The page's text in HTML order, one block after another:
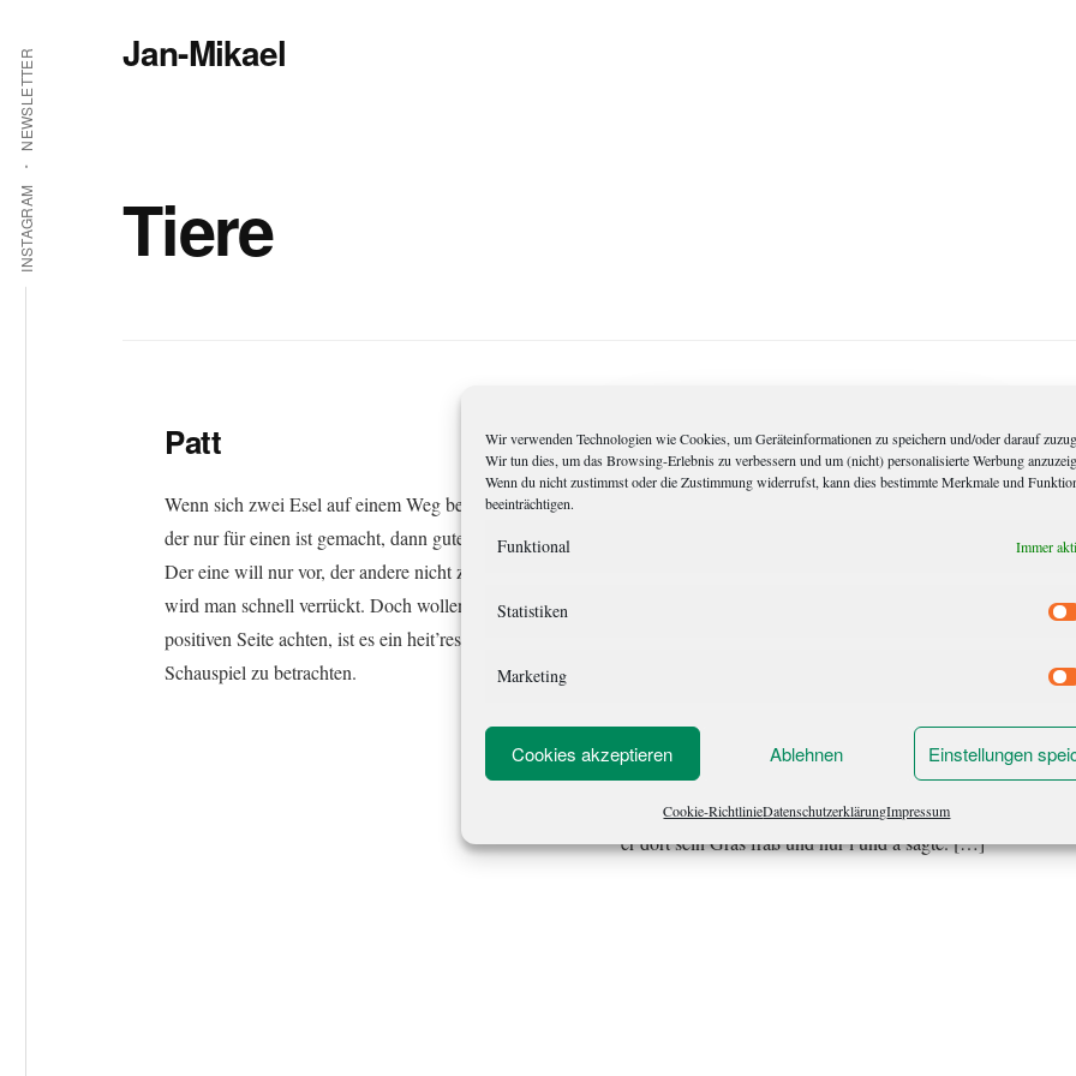
Wir verwenden Technologien wie Cookies, um Geräteinformationen zu speichern und/oder darauf
Wir tun dies, um das Browsing-Erlebnis zu verbessern und um (nicht) personalisierte Werbung
Wenn du nicht zustimmst oder die Zustimmung widerrufst, kann dies bestimmte Merkmale und
beeinträchtigen.
Funktional Immer
Statistiken
Marketing
Cookies akzeptieren Ablehnen Einstellungen
Cookie-RichtlinieDatenschutzerklärungImpressum
springen
Additional
menu
INSTAGRAM
NEWSLETTER Jan-Mikael
Tiere
Patt
Wenn sich zwei Esel auf einem Weg begegnen,
der nur für einen ist gemacht, dann gute Nacht!
Der eine will nur vor, der andere nicht zurück, da
wird man schnell verrückt. Doch wollen wir des
positiven Seite achten, ist es ein heit’res
Schauspiel zu betrachten.
da“, sagten die Kollegen und zeigten in seine
Richtung. „Der Esel.“ Und dann lachten sie, wie
er dort sein Gras fraß und nur i und a sagte. […]